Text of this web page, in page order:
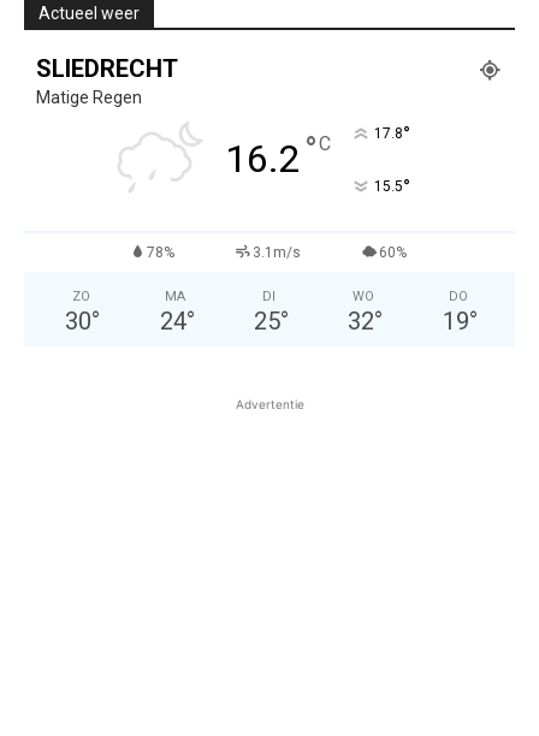
Actueel weer
SLIEDRECHT
Matige Regen
16.2 °C 17.8°
15.5°
78% 3.1m/s 60%
ZO
30°
MA
24°
DI
25°
WO
32°
DO
19°
Advertentie